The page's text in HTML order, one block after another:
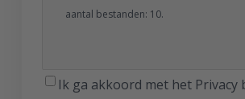
aantal bestanden: 10.
Ik ga akkoord met het Privacy